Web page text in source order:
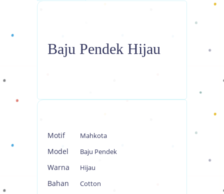
Baju Pendek Hijau
Motif Mahkota
Model Baju Pendek
Warna Hijau
Bahan Cotton